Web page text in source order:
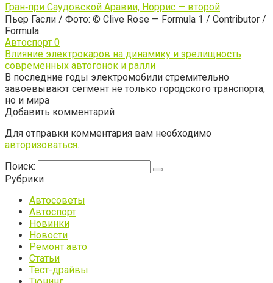
Гран‑при Саудовской Аравии, Норрис — второй
Пьер Гасли / Фото: © Clive Rose — Formula 1 / Contributor /
Formula
Автоспорт 0
Влияние электрокаров на динамику и зрелищность
современных автогонок и ралли
В последние годы электромобили стремительно
завоевывают сегмент не только городского транспорта,
но и мира
Добавить комментарий
Для отправки комментария вам необходимо
авторизоваться.
Поиск:
Рубрики
Автосоветы
Автоспорт
Новинки
Новости
Ремонт авто
Статьи
Тест-драйвы